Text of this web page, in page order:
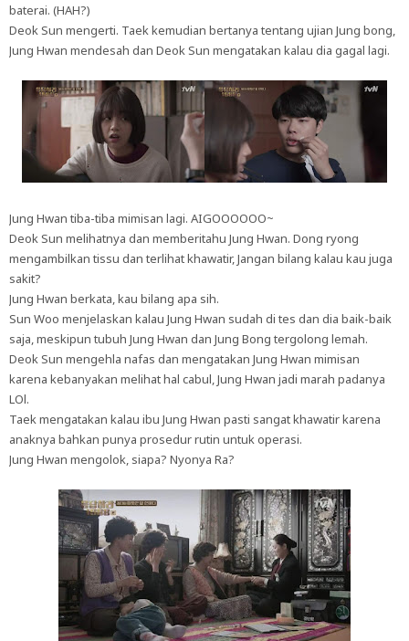
baterai. (HAH?)
Deok Sun mengerti. Taek kemudian bertanya tentang ujian Jung bong,
Jung Hwan mendesah dan Deok Sun mengatakan kalau dia gagal lagi.
Jung Hwan tiba-tiba mimisan lagi. AIGOOOOOO~
Deok Sun melihatnya dan memberitahu Jung Hwan. Dong ryong
mengambilkan tissu dan terlihat khawatir, Jangan bilang kalau kau juga
sakit?
Jung Hwan berkata, kau bilang apa sih.
Sun Woo menjelaskan kalau Jung Hwan sudah di tes dan dia baik-baik
saja, meskipun tubuh Jung Hwan dan Jung Bong tergolong lemah.
Deok Sun mengehla nafas dan mengatakan Jung Hwan mimisan
karena kebanyakan melihat hal cabul, Jung Hwan jadi marah padanya
LOl.
Taek mengatakan kalau ibu Jung Hwan pasti sangat khawatir karena
anaknya bahkan punya prosedur rutin untuk operasi.
Jung Hwan mengolok, siapa? Nyonya Ra?